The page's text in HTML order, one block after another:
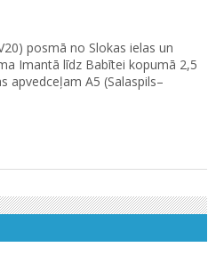
posmā no Slokas ielas un
Imantā līdz Babītei kopumā 2,5
apvedceļam A5 (Salaspils–